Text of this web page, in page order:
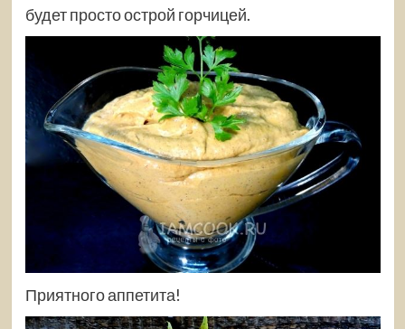
будет просто острой горчицей.
Приятного аппетита!